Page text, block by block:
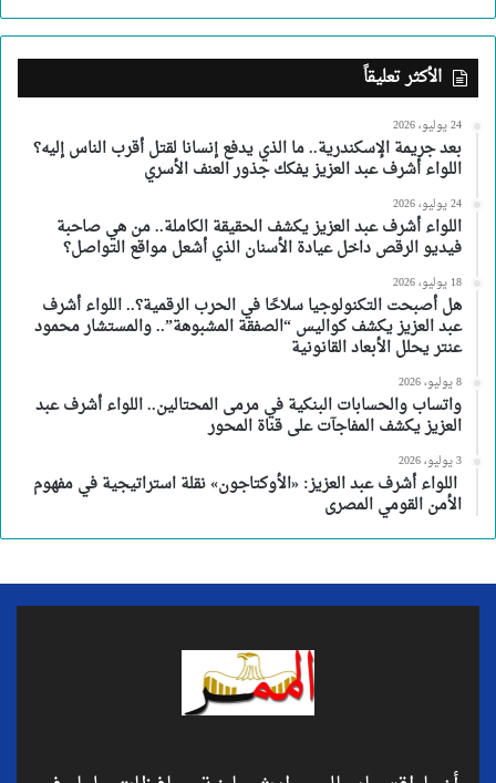
الأكثر تعليقاً
24 يوليو، 2026
بعد جريمة الإسكندرية.. ما الذي يدفع إنسانا لقتل أقرب الناس إليه؟
اللواء أشرف عبد العزيز يفكك جذور العنف الأسري
24 يوليو، 2026
اللواء أشرف عبد العزيز يكشف الحقيقة الكاملة.. من هي صاحبة
فيديو الرقص داخل عيادة الأسنان الذي أشعل مواقع التواصل؟
18 يوليو، 2026
هل أصبحت التكنولوجيا سلاحًا في الحرب الرقمية؟.. اللواء أشرف
عبد العزيز يكشف كواليس “الصفقة المشبوهة”.. والمستشار محمود
عنتر يحلل الأبعاد القانونية
8 يوليو، 2026
واتساب والحسابات البنكية في مرمى المحتالين.. اللواء أشرف عبد
العزيز يكشف المفاجآت على قناة المحور
3 يوليو، 2026
اللواء أشرف عبد العزيز: «الأوكتاجون» نقلة استراتيجية في مفهوم
الأمن القومي المصرى